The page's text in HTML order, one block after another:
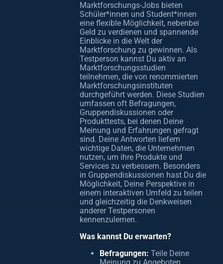
Marktforschungs-Jobs bieten
Schüler*innen und Student*innen
eine flexible Möglichkeit, nebenbei
Geld zu verdienen und spannende
Einblicke in die Welt der
Marktforschung zu gewinnen. Als
Testperson kannst Du aktiv an
Marktforschungsstudien
teilnehmen, die von renommierten
Marktforschungsinstituten
durchgeführt werden. Diese Studien
umfassen oft Befragungen,
Gruppendiskussionen oder
Produkttests, bei denen Deine
Meinung und Erfahrungen gefragt
sind. Deine Antworten liefern
wichtige Daten, die Unternehmen
nutzen, um ihre Produkte und
Services zu verbessern. Besonders
in Gruppendiskussionen hast Du die
Möglichkeit, Deine Perspektive in
einem interaktiven Umfeld zu teilen
und gleichzeitig die Denkweisen
anderer Testpersonen
kennenzulernen.
Was kannst Du erwarten?
Befragungen: Teile Deine